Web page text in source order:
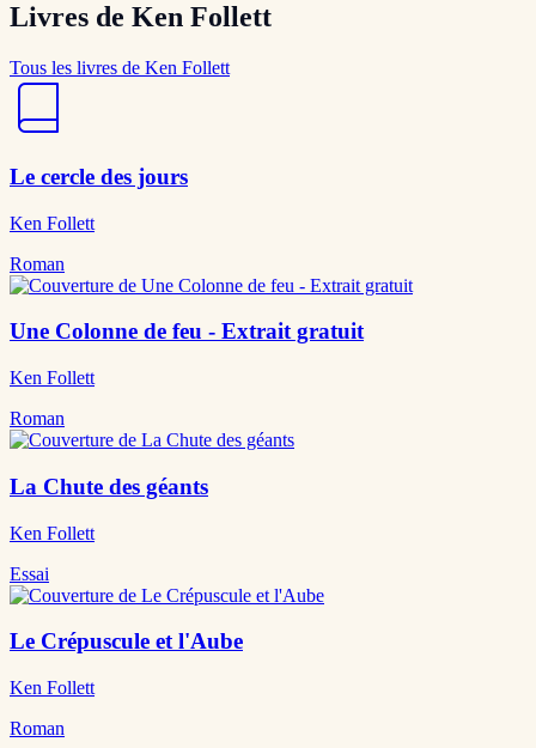
Livres de Ken Follett
Tous les livres de Ken Follett
Le cercle des jours
Ken Follett
Roman
Une Colonne de feu - Extrait gratuit
Ken Follett
Roman
La Chute des géants
Ken Follett
Essai
Le Crépuscule et l'Aube
Ken Follett
Roman